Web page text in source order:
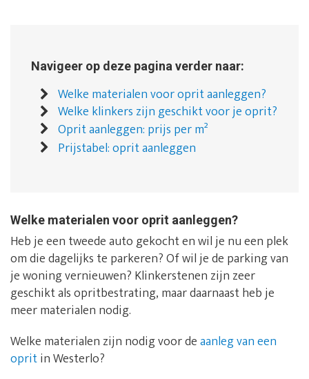
Navigeer op deze pagina verder naar:
Welke materialen voor oprit aanleggen?
Welke klinkers zijn geschikt voor je oprit?
Oprit aanleggen: prijs per m²
Prijstabel: oprit aanleggen
Welke materialen voor oprit aanleggen?
Heb je een tweede auto gekocht en wil je nu een plek
om die dagelijks te parkeren? Of wil je de parking van
je woning vernieuwen? Klinkerstenen zijn zeer
geschikt als opritbestrating, maar daarnaast heb je
meer materialen nodig.
Welke materialen zijn nodig voor deaanleg van een
opritin Westerlo?